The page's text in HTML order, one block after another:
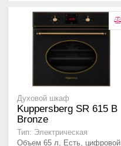
Духовой шкаф
Kuppersberg SR 615 B
Bronze
Тип: Электрическая
Объем 65 л, Есть, цифровой